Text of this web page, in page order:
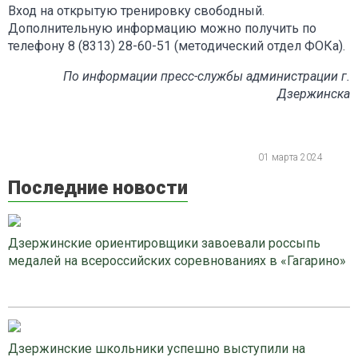
Вход на открытую тренировку свободный.
Дополнительную информацию можно получить по
телефону 8 (8313) 28-60-51 (методический отдел ФОКа).
По информации пресс-службы администрации г.
Дзержинска
01 марта 2024
Последние новости
Дзержинские ориентировщики завоевали россыпь
медалей на всероссийских соревнованиях в «Гагарино»
Дзержинские школьники успешно выступили на